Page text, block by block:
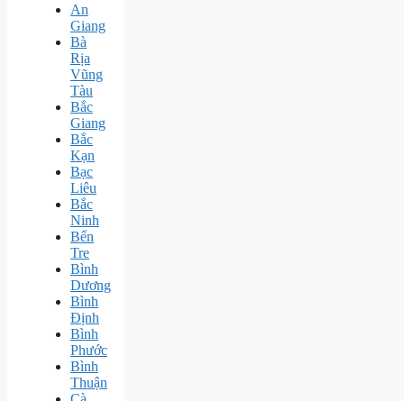
An
Giang
Bà
Rịa
Vũng
Tàu
Bắc
Giang
Bắc
Kạn
Bạc
Liêu
Bắc
Ninh
Bến
Tre
Bình
Dương
Bình
Định
Bình
Phước
Bình
Thuận